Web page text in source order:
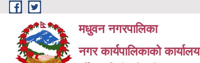
Skip to main content
मधुवन नगरपालिका
नगर कार्यपालिकाको कार्यालय